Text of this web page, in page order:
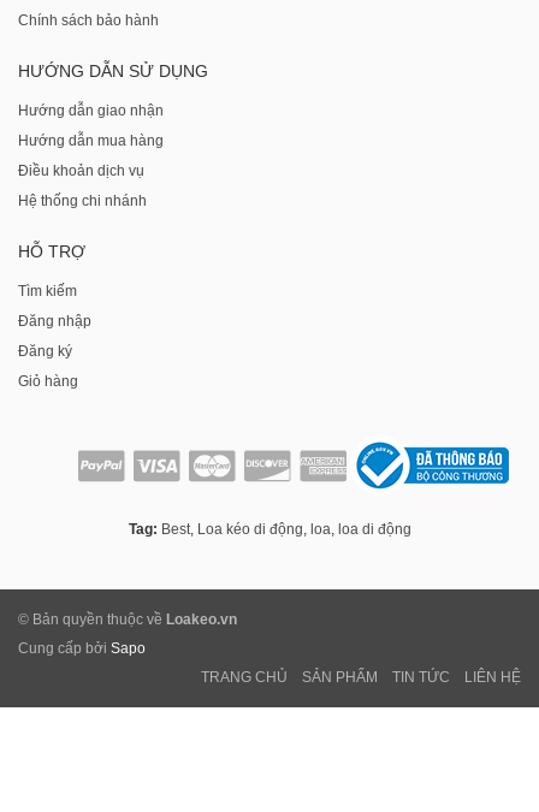
Chính sách bảo hành
HƯỚNG DẪN SỬ DỤNG
Hướng dẫn giao nhận
Hướng dẫn mua hàng
Điều khoản dịch vụ
Hệ thống chi nhánh
HỖ TRỢ
Tìm kiếm
Đăng nhập
Đăng ký
Giỏ hàng
Tag: Best, Loa kéo di động, loa, loa di động
© Bản quyền thuộc về Loakeo.vn
Cung cấp bởi Sapo
TRANG CHỦ
SẢN PHẨM TIN TỨC LIÊN HỆ